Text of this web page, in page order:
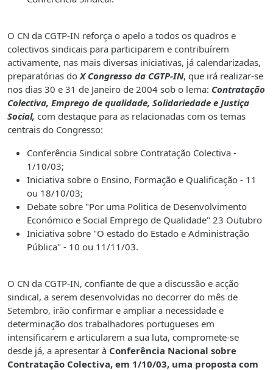
O CN da CGTP-IN reforça o apelo a todos os quadros e
colectivos sindicais para participarem e contribuírem
activamente, nas mais diversas iniciativas, já calendarizadas,
preparatórias doX Congresso da CGTP-IN, que irá realizar-se
nos dias 30 e 31 de Janeiro de 2004 sob o lema: Contratação
Colectiva, Emprego de qualidade, Solidariedade e Justiça
Social, com destaque para as relacionadas com os temas
centrais do Congresso:
Conferência Sindical sobre Contratação Colectiva -
1/10/03;
Iniciativa sobre o Ensino, Formação e Qualificação - 11
ou 18/10/03;
Debate sobre "Por uma Politica de Desenvolvimento
Económico e Social Emprego de Qualidade" 23 Outubro
Iniciativa sobre "O estado do Estado e Administração
Pública" - 10 ou 11/11/03.
O CN da CGTP-IN, confiante de que a discussão e acção
sindical, a serem desenvolvidas no decorrer do mês de
Setembro, irão confirmar e ampliar a necessidade e
determinação dos trabalhadores portugueses em
intensificarem e articularem a sua luta, compromete-se
desde já, a apresentar à Conferência Nacional sobre
Contratação Colectiva, em 1/10/03, uma proposta com